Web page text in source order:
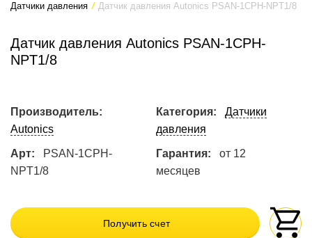
Датчики давления / Датчик давления Autonics PSAN-1CPH-NPT1/8
Датчик давления Autonics PSAN-1CPH-
NPT1/8
Производитель:
Autonics
Категория:
Датчики
давления
Арт:
PSAN-1CPH-
NPT1/8
Гарантия:
от 12
месяцев
Получить счет